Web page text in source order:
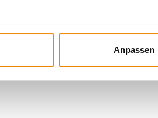
Anpassen
myfire App (iOS / Android) ganz
WiFi-Set für GV60.
oder offen stehender Fenster